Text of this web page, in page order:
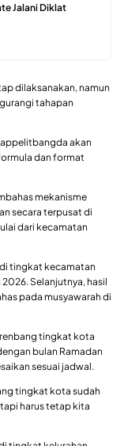
Jalani Diklat
dilaksanakan, namun
tahapan
akan
dan format
mekanisme
secara terpusat di
dari kecamatan
tingkat kecamatan
Selanjutnya, hasil
pada musyawarah di
tingkat kota
bulan Ramadan
sesuai jadwal.
tingkat kota sudah
harus tetap kita